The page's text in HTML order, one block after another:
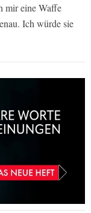
mir eine Waffe
Ich würde sie